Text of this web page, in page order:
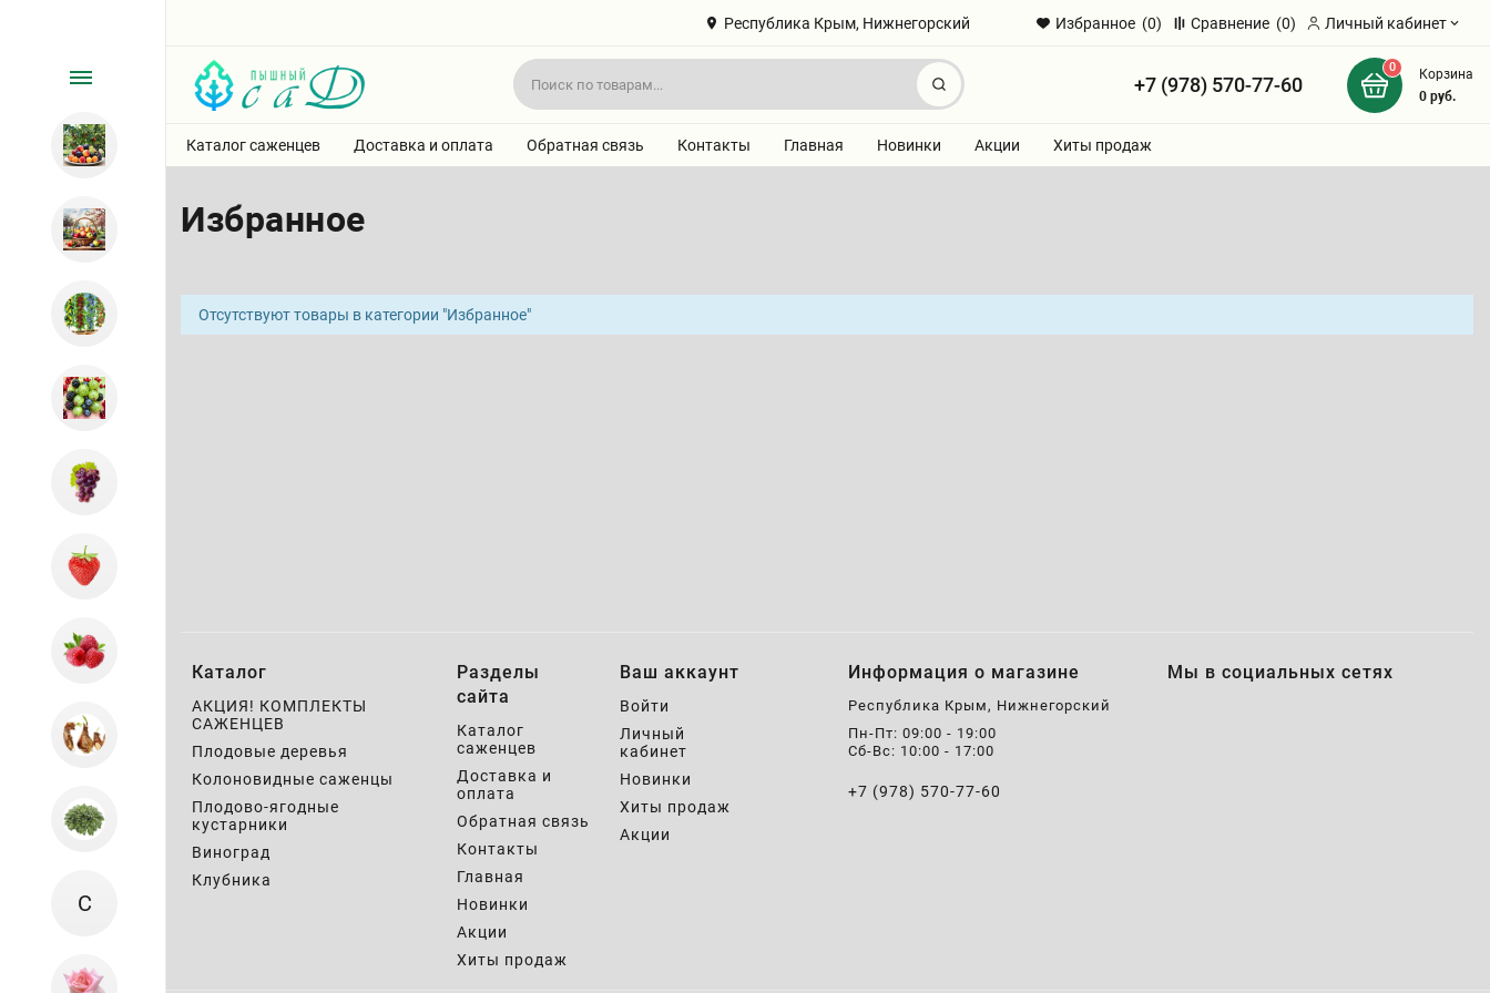
Республика Крым, Нижнегорский Избранное (0) Сравнение (0) Личный кабинет
Найти +7 (978) 570-77-60
0
Корзина
0руб.
С
Каталог саженцев Доставка и оплата Обратная связь Контакты Главная Новинки Акции Хиты продаж
Избранное
Отсутствуют товары в категории "Избранное"
Каталог
АКЦИЯ! КОМПЛЕКТЫ
САЖЕНЦЕВ
Плодовые деревья
Колоновидные саженцы
Плодово-ягодные
кустарники
Виноград
Клубника
Разделы
сайта
Каталог
саженцев
Доставка и
оплата
Обратная связь
Контакты
Главная
Новинки
Акции
Хиты продаж
Ваш аккаунт
Войти
Личный
кабинет
Новинки
Хиты продаж
Акции
Информация о магазине
Республика Крым, Нижнегорский
Пн-Пт: 09:00 - 19:00
Сб-Вс: 10:00 - 17:00
+7 (978) 570-77-60
Мы в социальных сетях